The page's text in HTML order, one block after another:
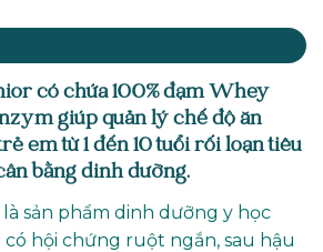
có chứa 100% đạm Whey
giúp quản lý chế độ ăn
em từ 1 đến 10 tuổi rối loạn tiêu
bằng dinh dưỡng.
sản phẩm dinh dưỡng y học
hội chứng ruột ngắn, sau hậu